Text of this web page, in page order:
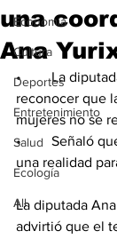
Economía
Cultura
Deportes
Entretenimiento
Salud
Ecología
All
una
Ana
•	La diputada Yurixi Leyva (PT) pidió
reconocer que
mujeres no se
•	Señaló que la igualdad aún no es
una realidad
La diputada
advirtió que el